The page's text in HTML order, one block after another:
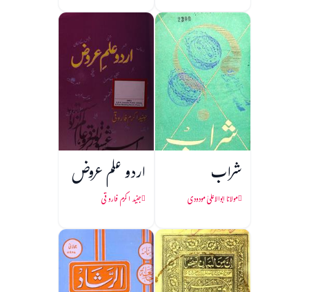
شراب
مولانا ابوالاعلیٰ مودودی
اردو علم عروض
جنید اکرم فاروقی